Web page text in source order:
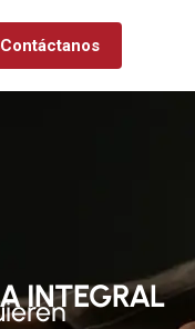
Contáctanos
INTEGRAL